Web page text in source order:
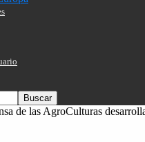
de las AgroCulturas